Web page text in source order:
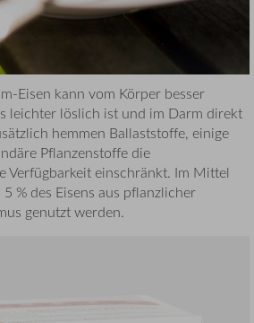
Eisen kann vom Körper besser
leichter löslich ist und im Darm direkt
hemmen Ballaststoffe, einige
Pflanzenstoffe die
Verfügbarkeit einschränkt. Im Mittel
% des Eisens aus pflanzlicher
genutzt werden.